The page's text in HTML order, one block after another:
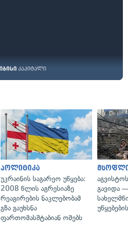
პოლიტიკა
უკრაინის საგარეო უწყება:
2008 წლის აგრესიაზე
რეაგირების ნაკლებობამ
გზა გაუხსნა
ფართომასშტაბიან ომებს
გავიდა